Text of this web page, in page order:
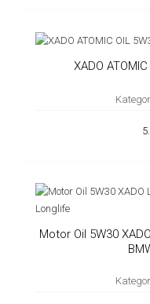
XADO
Motor Oil 5W30